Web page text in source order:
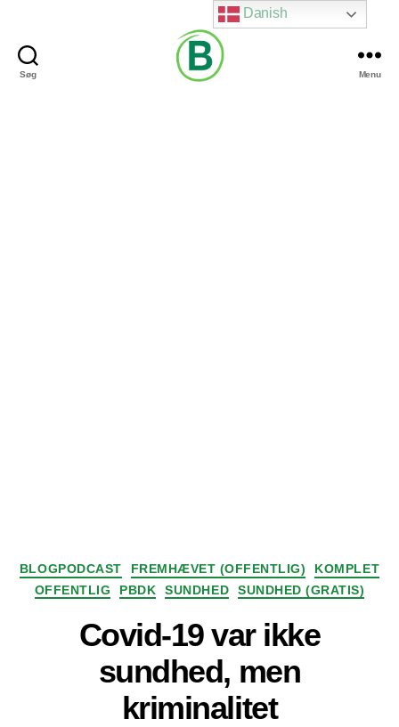
Søg Menu
Kategorier
BLOGPODCAST FREMHÆVET (OFFENTLIG)
KOMPLET
OFFENTLIG
PBDK SUNDHED SUNDHED (GRATIS)
Covid-19 var ikke
sundhed, men
kriminalitet
Danish